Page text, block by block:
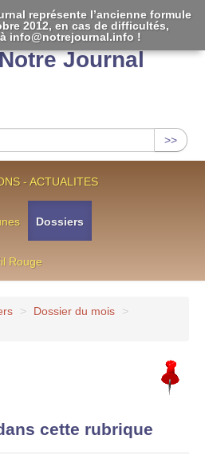
Journal
>>
- ACTUALITES
Dossiers
Rouge
> Dossier du mois
>
cette rubrique
représente l’ancienne formule
2012, en cas de difficultés,
info@notrejournal.info !